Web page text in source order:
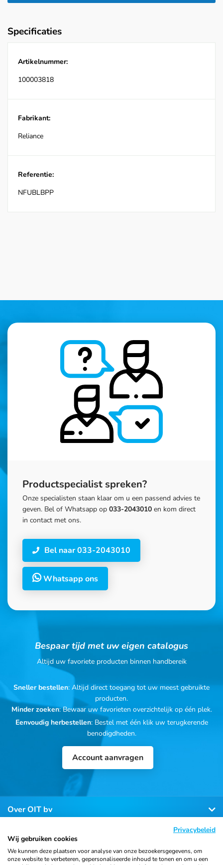
Specificaties
Artikelnummer:
100003818
Fabrikant:
Reliance
Referentie:
NFUBLBPP
Productspecialist spreken?
Onze specialisten staan klaar om u een passend advies te
geven. Bel of Whatsapp op 033-2043010 en kom direct
in contact met ons.
Bel naar 033-2043010
Whatsapp ons
Bespaar tijd met uw eigen catalogus
Altijd uw favoriete producten binnen handbereik
Sneller bestellen: Altijd direct toegang tot uw meest gebruikte
producten.
Minder zoeken: Bewaar uw favorieten overzichtelijk op één plek.
Eenvoudig herbestellen: Bestel met één klik uw terugkerende
benodigdheden.
Account aanvragen
Over OIT bv
Klantenservice
Privacybeleid
Wij gebruiken cookies
We kunnen deze plaatsen voor analyse van onze bezoekersgegevens, om
onze website te verbeteren, gepersonaliseerde inhoud te tonen en om u een